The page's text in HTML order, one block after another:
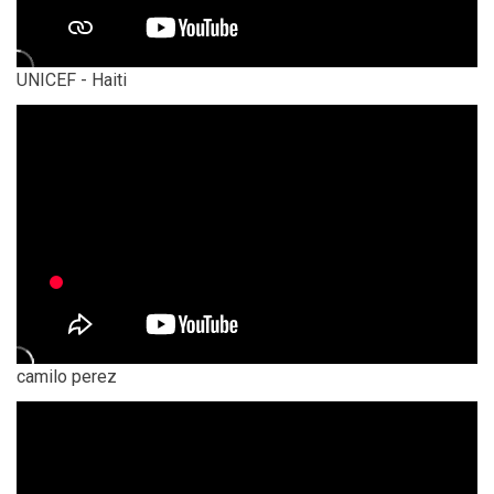
UNICEF - Haiti
camilo perez